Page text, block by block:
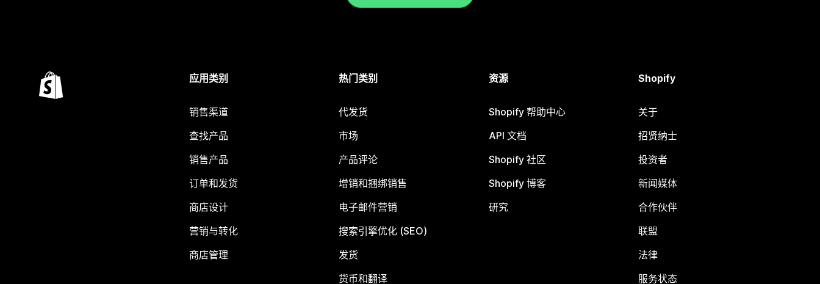
应用类别
销售渠道
查找产品
销售产品
订单和发货
商店设计
营销与转化
商店管理
热门类别
代发货
市场
产品评论
增销和捆绑销售
电子邮件营销
搜索引擎优化 (SEO)
发货
货币和翻译
资源
Shopify 帮助中心
API 文档
Shopify 社区
Shopify 博客
研究
Shopify
关于
招贤纳士
投资者
新闻媒体
合作伙伴
联盟
法律
服务状态